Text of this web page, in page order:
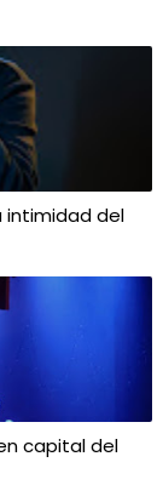
intimidad del
capital del